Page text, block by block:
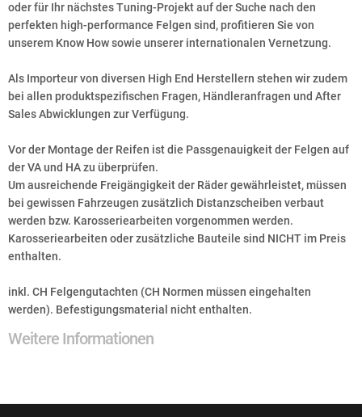
oder für Ihr nächstes Tuning-Projekt auf der Suche nach den
perfekten high-performance Felgen sind, profitieren Sie von
unserem Know How sowie unserer internationalen Vernetzung.
Als Importeur von diversen High End Herstellern stehen wir zudem
bei allen produktspezifischen Fragen, Händleranfragen und After
Sales Abwicklungen zur Verfügung.
Vor der Montage der Reifen ist die Passgenauigkeit der Felgen auf
der VA und HA zu überprüfen.
Um ausreichende Freigängigkeit der Räder gewährleistet, müssen
bei gewissen Fahrzeugen zusätzlich Distanzscheiben verbaut
werden bzw. Karosseriearbeiten vorgenommen werden.
Karosseriearbeiten oder zusätzliche Bauteile sind NICHT im Preis
enthalten.
inkl. CH Felgengutachten (CH Normen müssen eingehalten
werden). Befestigungsmaterial nicht enthalten.
Weitere Informationen